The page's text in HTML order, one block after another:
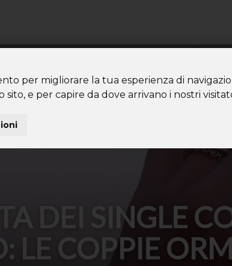
per migliorare la tua esperienza di
e per capire da dove arrivano i nostri
DEI SINGLE
LE COPPIE